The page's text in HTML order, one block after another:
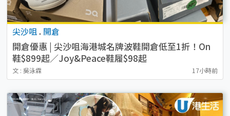
尖沙咀 . 開倉
開倉優惠 | 尖沙咀海港城名牌波鞋開倉低至1折！On
鞋$899起／Joy&Peace鞋履$98起
文 : 吳泳霖 17小時前